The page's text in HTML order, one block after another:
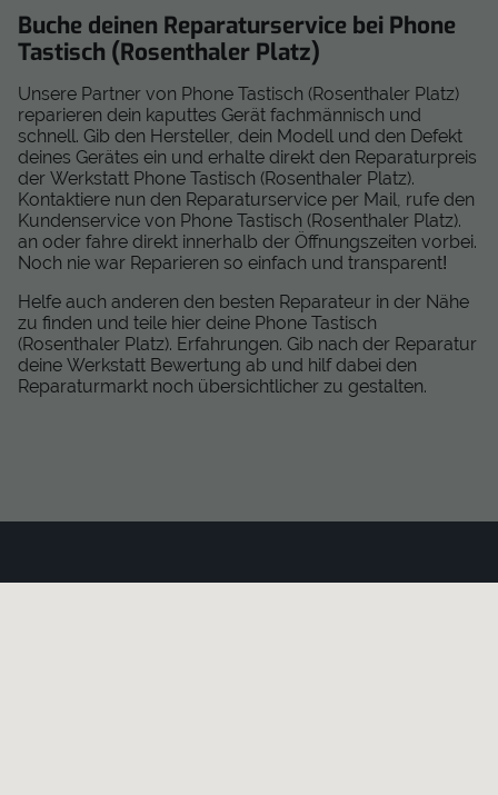
Buche deinen Reparaturservice bei Phone
Tastisch (Rosenthaler Platz)
Unsere Partner von Phone Tastisch (Rosenthaler Platz)
reparieren dein kaputtes Gerät fachmännisch und
schnell. Gib den Hersteller, dein Modell und den Defekt
deines Gerätes ein und erhalte direkt den Reparaturpreis
der Werkstatt Phone Tastisch (Rosenthaler Platz).
Kontaktiere nun den Reparaturservice per Mail, rufe den
Kundenservice von Phone Tastisch (Rosenthaler Platz).
an oder fahre direkt innerhalb der Öffnungszeiten vorbei.
Noch nie war Reparieren so einfach und transparent!
Helfe auch anderen den besten Reparateur in der Nähe
zu finden und teile hier deine Phone Tastisch
(Rosenthaler Platz). Erfahrungen. Gib nach der Reparatur
deine Werkstatt Bewertung ab und hilf dabei den
Reparaturmarkt noch übersichtlicher zu gestalten.